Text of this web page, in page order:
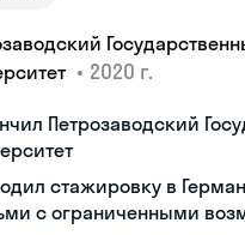
• 2020 г.
Петрозаводский
стажировку в
с ограниченными